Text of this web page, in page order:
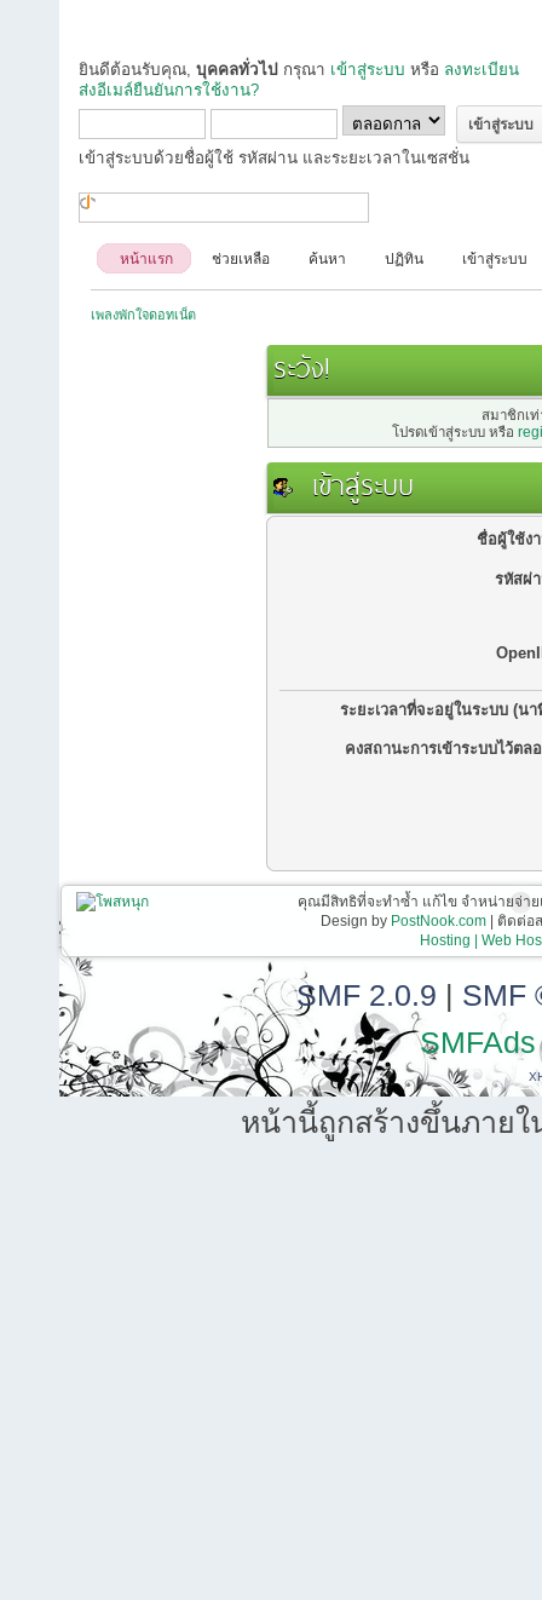
ยินดีต้อนรับคุณ, บุคคลทั่วไป กรุณา เข้าสู่ระบบ หรือ ลงทะเบียน
ส่งอีเมล์ยืนยันการใช้งาน?
เข้าสู่ระบบด้วยชื่อผู้ใช้ รหัสผ่าน และระยะเวลาในเซสชั่น
หน้าแรก ช่วยเหลือ ค้นหา ปฏิทิน เข้าสู่ระบบ
เพลงพักใจดอทเน็ต
ระวัง!
สมาชิกเ
โปรดเข้าสู่ระบบ หรือ
เข้าสู่ระบบ
ชื่อผู้ใช้ง
รหัสผ่
ระยะเวลาที่จะอยู่ในระบบ (นา
คงสถานะการเข้าระบบไว้ตล
คุณมีสิทธิที่จะทำซ้ำ แก้ไข จำหน่ายจ่า
Design by PostNook.com| ติดต่อส
Hosting | Web
SMF 2.0.9 | SMF
SMFAds
หน้านี้ถูกสร้างขึ้นภายใ